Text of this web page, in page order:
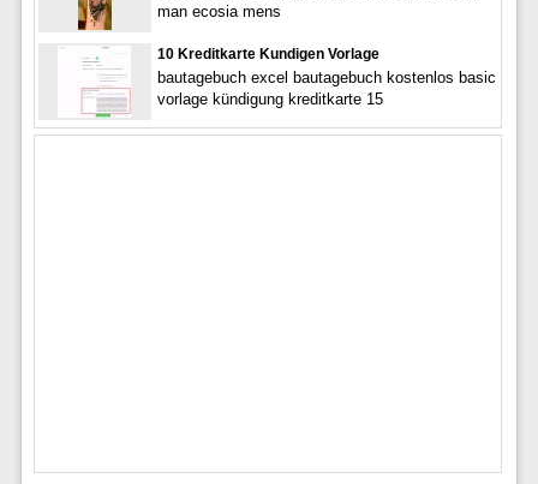
man ecosia mens
10 Kreditkarte Kundigen Vorlage
bautagebuch excel bautagebuch kostenlos basic
vorlage kündigung kreditkarte 15